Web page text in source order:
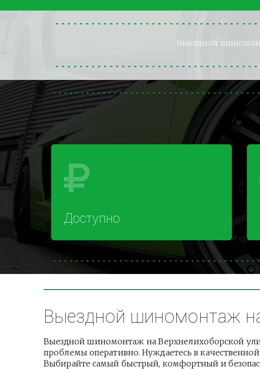
Выездной
Доступно
Выездной шиномонтаж
Выездной шиномонтаж на Верхнелихоборской
проблемы оперативно. Нуждаетесь в
Выбирайте самый быстрый, комфортный и